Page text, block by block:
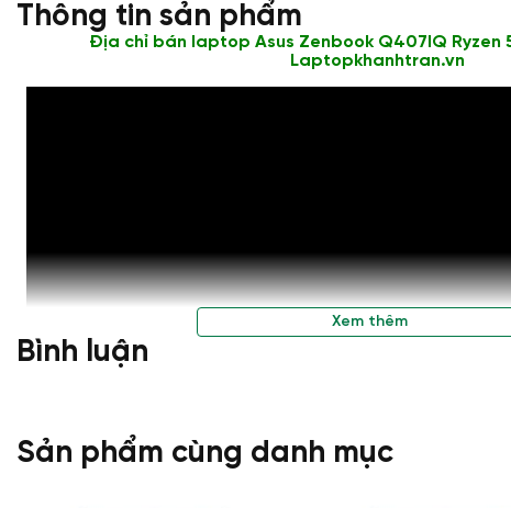
Thông tin sản phẩm
Địa chỉ bán laptop Asus Zenbook Q407IQ Ryzen
Laptopkhanhtran.vn
Xem thêm
Bình luận
Sản phẩm cùng danh mục